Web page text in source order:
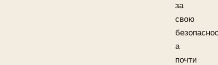
за
свою
а
почти